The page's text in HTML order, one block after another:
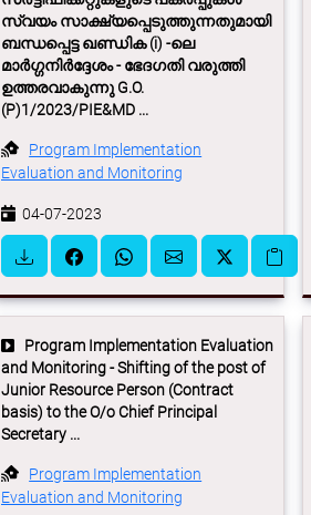
സ്വയം സാക്ഷ്യപ്പെടുത്തുന്നതുമായി
ബന്ധപ്പെട്ട ഖണ്ഡിക (i) -ലെ
മാർഗ്ഗനിർദ്ദേശം - ഭേദഗതി വരുത്തി
ഉത്തരവാകുന്നു G.O.
(P)1/2023/PIE&MD ...
Program Implementation
Evaluation and Monitoring
04-07-2023
Program Implementation Evaluation
and Monitoring - Shifting of the post of
Junior Resource Person (Contract
basis) to the O/o Chief Principal
Secretary ...
Program Implementation
Evaluation and Monitoring